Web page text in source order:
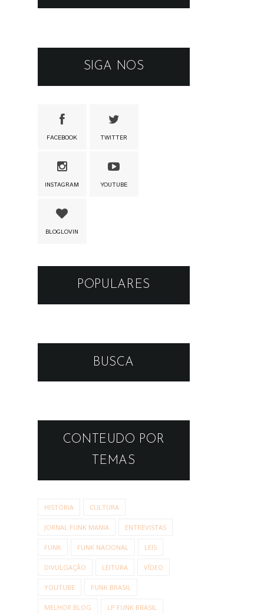
SIGA NOS
FACEBOOK TWITTER
INSTAGRAM YOUTUBE
BLOGLOVIN
POPULARES
BUSCA
CONTEUDO POR
TEMAS
HISTÓRIA CULTURA
JORNAL FUNK MANIA ENTREVISTAS
FUNK FUNK NACIONAL LEIS
DIVULGAÇÃO LEITURA VÍDEO
YOUTUBE FUNK BRASIL
MELHOR BLOG LP FUNK BRASIL